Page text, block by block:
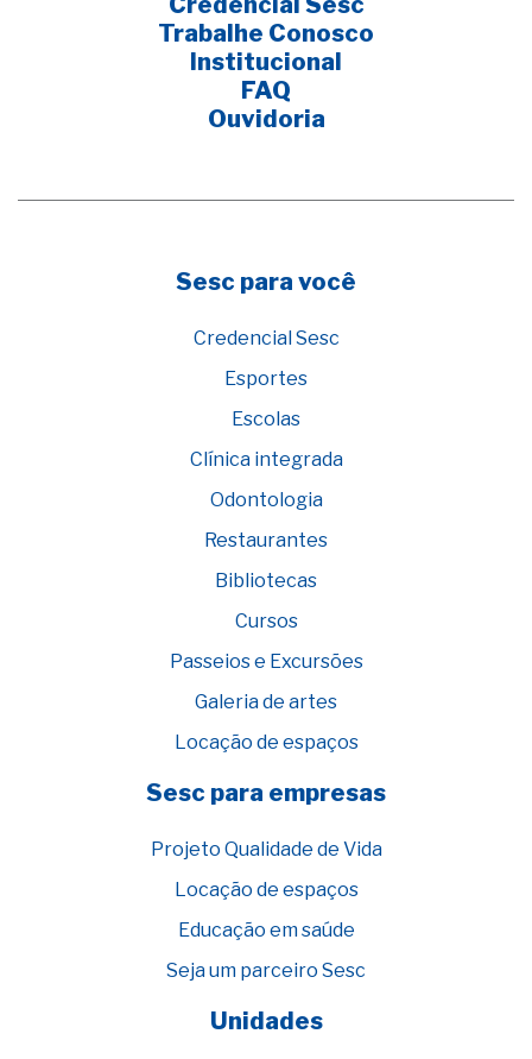
Trabalhe Conosco
Institucional
FAQ
Ouvidoria
Sesc para você
Credencial Sesc
Esportes
Escolas
Clínica integrada
Odontologia
Restaurantes
Bibliotecas
Cursos
Passeios e Excursões
Galeria de artes
Locação de espaços
Sesc para empresas
Projeto Qualidade de Vida
Locação de espaços
Educação em saúde
Seja um parceiro Sesc
Unidades